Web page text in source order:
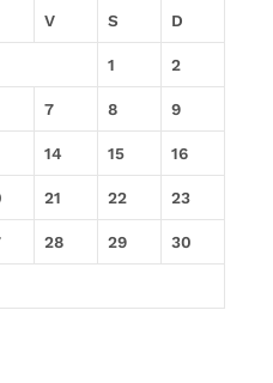
V S D
1 2
7 8 9
14 15 16
21 22 23
28 29 30